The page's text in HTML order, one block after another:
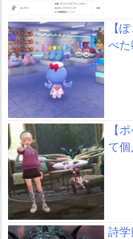
【
べた
【
て
詩